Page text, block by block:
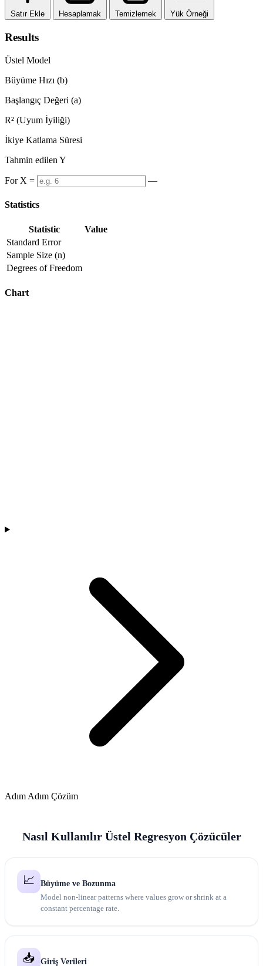
Satır Ekle Hesaplamak Temizlemek Yük Örneği
Results
Üstel Model
Büyüme Hızı (b)
Başlangıç ​​Değeri (a)
R² (Uyum İyiliği)
İkiye Katlama Süresi
Tahmin edilen Y
For X = —
Statistics
Statistic
Value
Standard Error
Sample Size (n)
Degrees of Freedom
Chart
Adım Adım Çözüm
Nasıl Kullanılır Üstel Regresyon Çözücüler
📈
Büyüme ve Bozunma
Model non-linear patterns where values grow or shrink at a
constant percentage rate.
📥 Giriş Verileri